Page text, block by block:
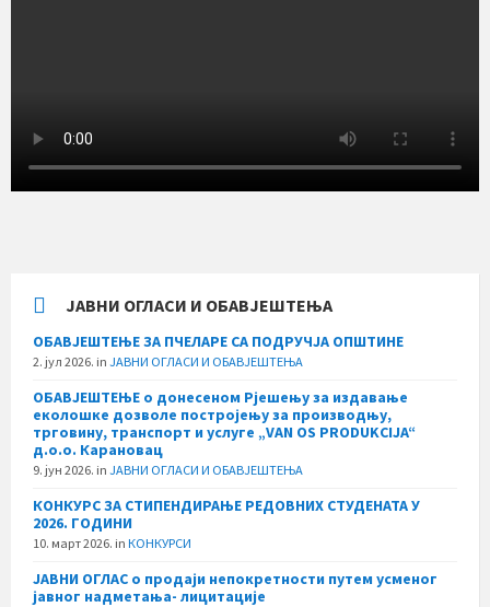
ЈАВНИ ОГЛАСИ И ОБАВЈЕШТЕЊА
ОБАВЈЕШТЕЊЕ ЗА ПЧЕЛАРЕ СА ПОДРУЧЈА ОПШТИНЕ
2. јул 2026. in ЈАВНИ ОГЛАСИ И ОБАВЈЕШТЕЊА
ОБАВЈЕШТЕЊЕ о донесеном Рјешењу за издавање
еколошке дозволе постројењу за производњу,
трговину, транспорт и услуге „VAN OS PRODUKCIJA“
д.о.о. Карановац
9. јун 2026. in ЈАВНИ ОГЛАСИ И ОБАВЈЕШТЕЊА
КОНКУРС ЗА СТИПЕНДИРАЊЕ РЕДОВНИХ СТУДЕНАТА У
2026. ГОДИНИ
10. март 2026. in КОНКУРСИ
ЈАВНИ ОГЛАС о продаји непокретности путем усменог
јавног надметања- лицитације